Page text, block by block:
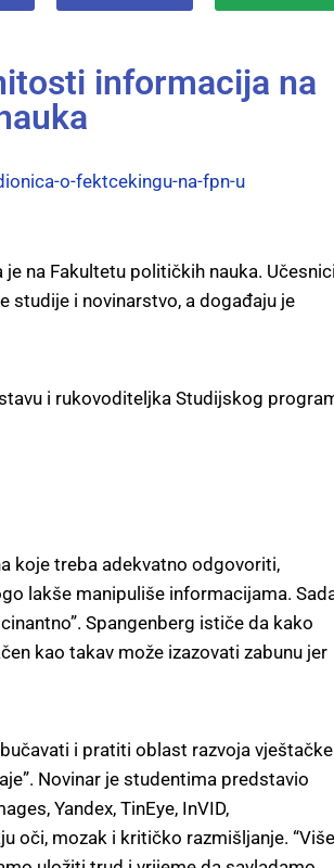
informacija na
o-fektcekingu-na-fpn-u
na Fakultetu političkih nauka.
i novinarstvo, a događaju je
i rukovoditeljka Studijskog
koje treba adekvatno odgovoriti,
lakše manipuliše informacijama.
Spangenberg ističe da kako
kao takav može izazovati zabunu jer
i pratiti oblast razvoja vještačke
Novinar je studentima predstavio
Yandex, TinEye, InVID,
oči, mozak i kritičko razmišljanje.